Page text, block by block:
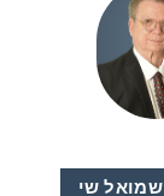
שמואל שי